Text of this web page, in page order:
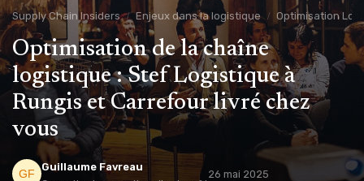
Supply Chain Insiders Enjeux dans la logistique Optimisation
Optimisation de la chaîne
logistique : Stef Logistique à
Rungis et Carrefour livré chez
vous
Guillaume Favreau
26 mai 2025